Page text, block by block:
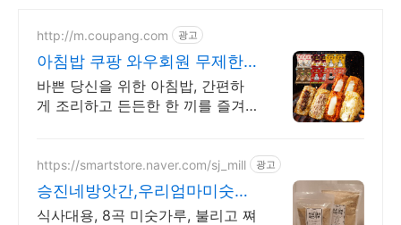
http://m.coupang.com 광고
아침밥 쿠팡 와우회원 무제한
무료배송
바쁜 당신을 위한 아침밥, 간편하
게 조리하고 든든한 한 끼를 즐겨
https://smartstore.naver.com/sj_mill 광고
승진네방앗간,우리엄마미숫가
루
식사대용, 8곡 미숫가루, 불리고 쪄